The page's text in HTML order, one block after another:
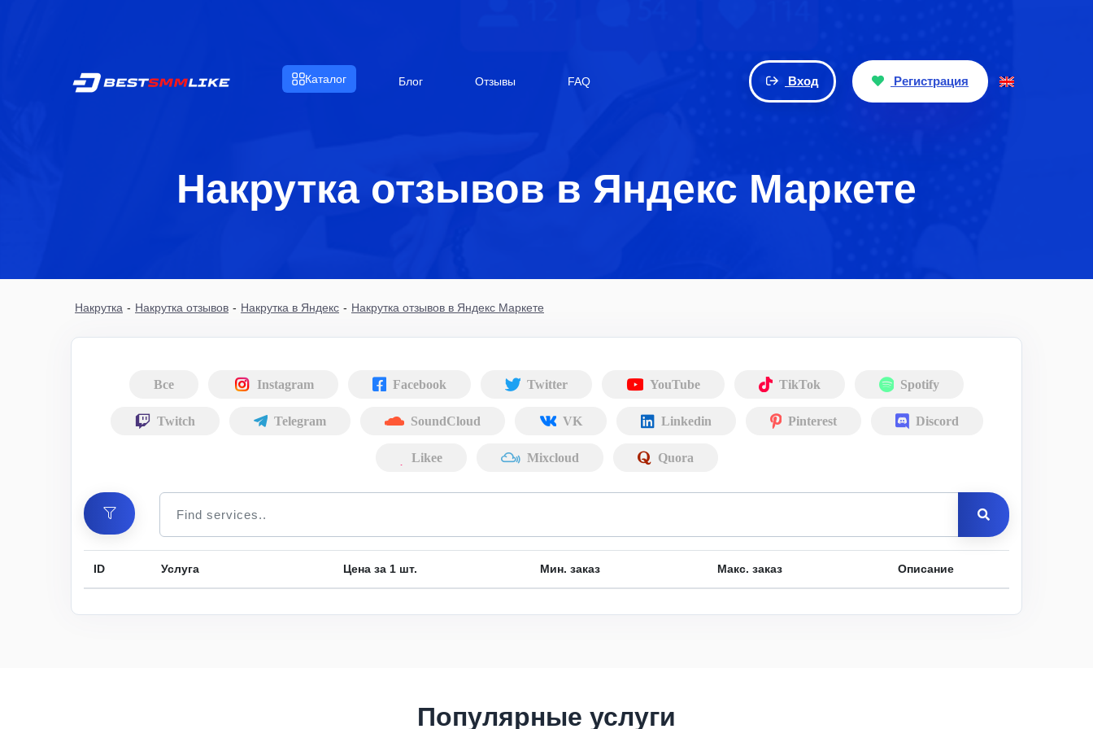
Каталог Блог Отзывы FAQ Вход Регистрация
Накрутка отзывов в Яндекс Маркете
Накрутка - Накрутка отзывов - Накрутка в Яндекс - Накрутка отзывов в Яндекс Маркете
Все Instagram Facebook Twitter YouTube TikTok Spotify
Twitch Telegram SoundCloud VK Linkedin Pinterest Discord
Likee Mixcloud Quora
ID Услуга Цена за 1 шт. Мин. заказ Макс. заказ Описание
Популярные услуги